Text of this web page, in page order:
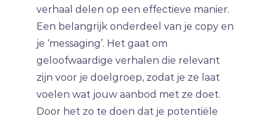
verhaal delen op een effectieve manier.
Een belangrijk onderdeel van je copy en
je ‘messaging’. Het gaat om
geloofwaardige verhalen die relevant
zijn voor je doelgroep, zodat je ze laat
voelen wat jouw aanbod met ze doet.
Door het zo te doen dat je potentiële